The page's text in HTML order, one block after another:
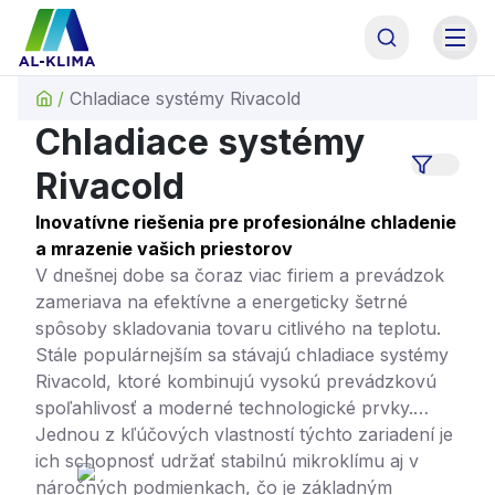
/ Chladiace systémy Rivacold
Chladiace systémy
Rivacold
Inovatívne riešenia pre profesionálne chladenie
a mrazenie vašich priestorov
V dnešnej dobe sa čoraz viac firiem a prevádzok
zameriava na efektívne a energeticky šetrné
spôsoby skladovania tovaru citlivého na teplotu.
Stále populárnejším sa stávajú chladiace systémy
Rivacold, ktoré kombinujú vysokú prevádzkovú
spoľahlivosť a moderné technologické prvky.
Jednou z kľúčových vlastností týchto zariadení je
ich schopnosť udržať stabilnú mikroklímu aj v
náročných podmienkach, čo je základným
AL-KLIMA Asistent
Online · odpoviem hneď
Dobrý deň! Som asistent AL-KLIMA. Pomôžem Vám
s výberom technológie, alebo Vás spojím priamo s
naším odborným garantom p. Antolom. Čím
začneme?